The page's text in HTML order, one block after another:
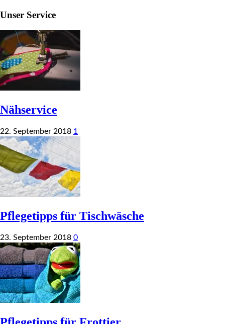
Unser Service
Nähservice
22. September 2018 1
Pflegetipps für Tischwäsche
23. September 2018 0